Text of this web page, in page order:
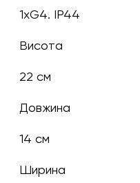
1xG4. IP44
Висота
22 см
Довжина
14 см
Ширина